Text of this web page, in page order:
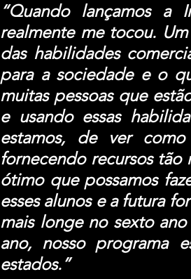
“Quando lançamos a
realmente me tocou.
das habilidades
para a sociedade e o
muitas pessoas que
e usando essas
estamos, de ver
fornecendo recursos tão
ótimo que possamos
esses alunos e a futura
mais longe no sexto
ano, nosso programa
estados.”